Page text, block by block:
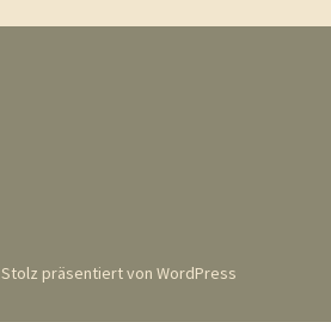
Stolz präsentiert von WordPress